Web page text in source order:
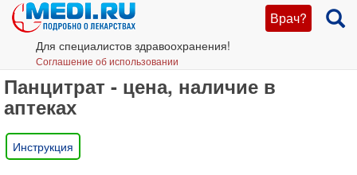
Врач?
Для специалистов здравоохранения!
Соглашение об использовании
Панцитрат - цена, наличие в
аптеках
Инструкция